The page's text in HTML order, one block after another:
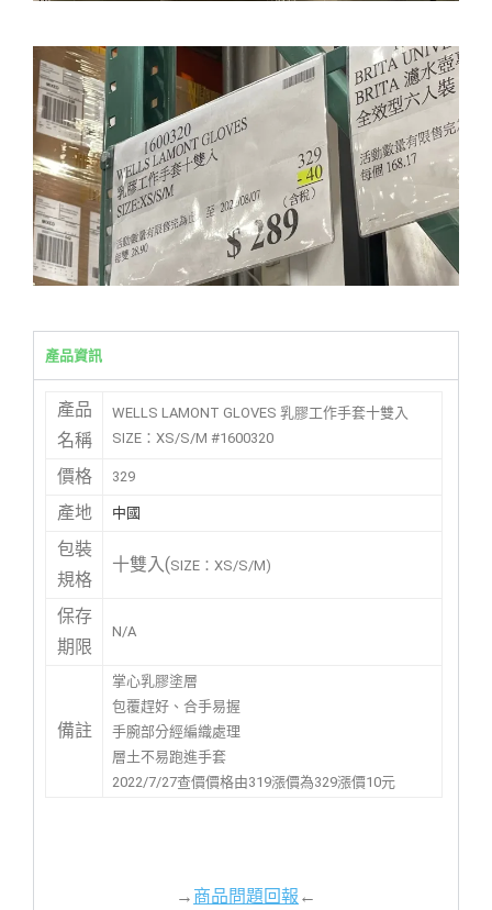
產品資訊
產品
名稱
WELLS LAMONT GLOVES 乳膠工作手套十雙入
SIZE：XS/S/M #1600320
價格 329
產地 中國
包裝
規格
十雙入(SIZE：XS/S/M)
保存
期限
N/A
備註
掌心乳膠塗層
包覆趕好、合手易握
手腕部分經編織處理
層土不易跑進手套
2022/7/27查價價格由319漲價為329漲價10元
→商品問題回報←